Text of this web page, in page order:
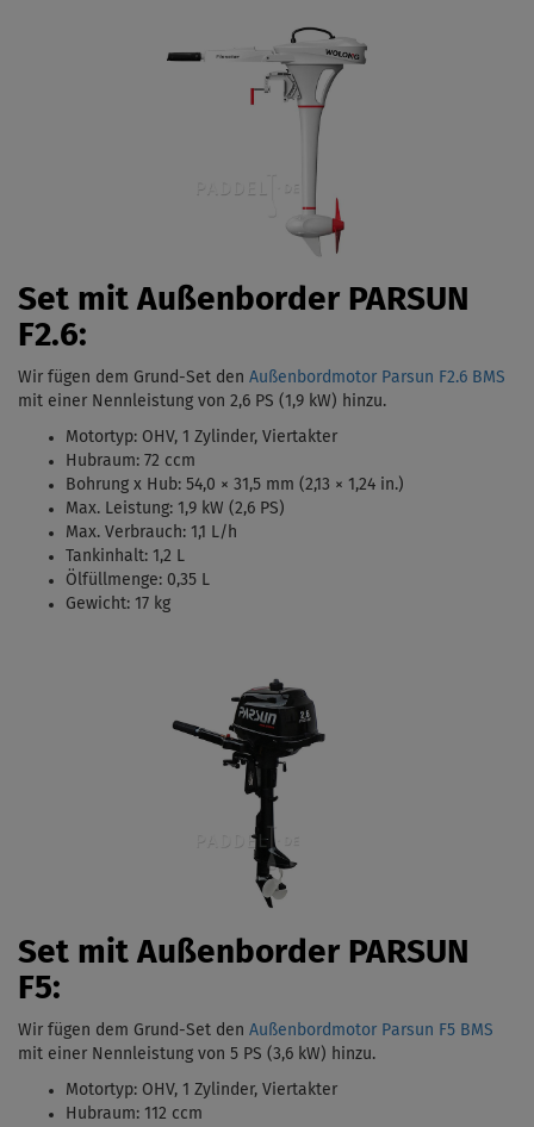
Set mit Außenborder PARSUN
F2.6:
Wir fügen dem Grund-Set den Außenbordmotor Parsun F2.6 BMS
mit einer Nennleistung von 2,6 PS (1,9 kW) hinzu.
Motortyp: OHV, 1 Zylinder, Viertakter
Hubraum: 72 ccm
Bohrung x Hub: 54,0 × 31,5 mm (2,13 × 1,24 in.)
Max. Leistung: 1,9 kW (2,6 PS)
Max. Verbrauch: 1,1 L/h
Tankinhalt: 1,2 L
Ölfüllmenge: 0,35 L
Gewicht: 17 kg
Set mit Außenborder PARSUN
F5:
Wir fügen dem Grund-Set den Außenbordmotor Parsun F5 BMS
mit einer Nennleistung von 5 PS (3,6 kW) hinzu.
Motortyp: OHV, 1 Zylinder, Viertakter
Hubraum: 112 ccm